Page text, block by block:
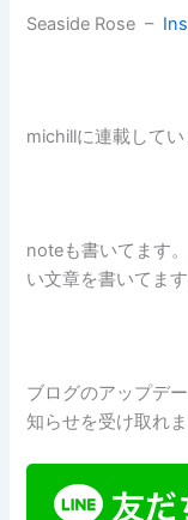
Seaside Rose –
michillに連載して
noteも書いてます
い文章を書いてま
ブログのアップデ
知らせを受け取れま